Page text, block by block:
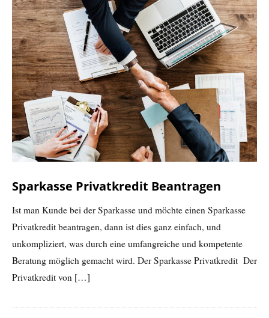
Sparkasse Privatkredit Beantragen
Ist man Kunde bei der Sparkasse und möchte einen Sparkasse
Privatkredit beantragen, dann ist dies ganz einfach, und
unkompliziert, was durch eine umfangreiche und kompetente
Beratung möglich gemacht wird. Der Sparkasse Privatkredit Der
Privatkredit von […]